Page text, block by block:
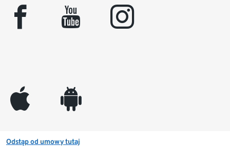
facebook youtube instagram
appleinc android
Odstąp od umowy tutaj